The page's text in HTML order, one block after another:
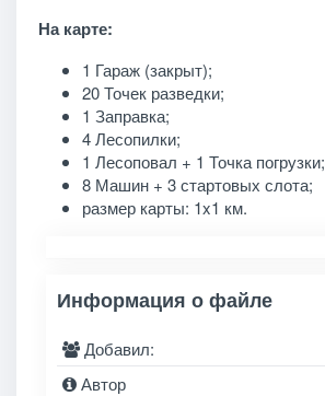
На карте:
1 Гараж (закрыт);
20 Точек разведки;
1 Заправка;
4 Лесопилки;
1 Лесоповал + 1 Точка погрузки;
8 Машин + 3 стартовых слота;
размер карты: 1x1 км.
Информация о файле
Добавил:
Автор